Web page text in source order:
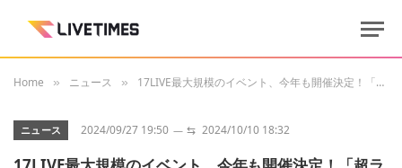
Home » ニュース » 17LIVE最大規模のイベント、今年も開催決定！「超ライブ配信祭 2024〜みんなで叶える夢がある〜」 11/3(日・祝)に新宿住友ホールにて実施
ニュース 2024/09/27 19:50 ⇆ 2024/10/10 18:32